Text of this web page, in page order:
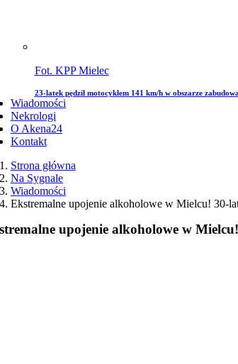
Fot. KPP Mielec
23-latek pędził motocyklem 141 km/h w obszarze
Wiadomości
Nekrologi
O Akena24
Kontakt
Strona główna
Na Sygnale
Wiadomości
Ekstremalne upojenie alkoholowe w Mielcu! 30-
upojenie alkoholowe w